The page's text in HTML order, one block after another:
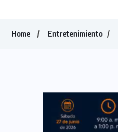
Home Entretenimiento